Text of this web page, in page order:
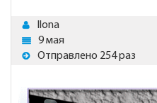
Ilona
9 мая
Отправлено 254 раз